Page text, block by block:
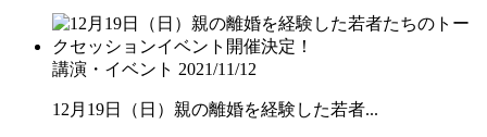
講演・イベント 2021/11/12
12月19日（日）親の離婚を経験した若者...